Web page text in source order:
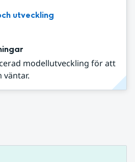
utveckling
modellutveckling för att
väntar.